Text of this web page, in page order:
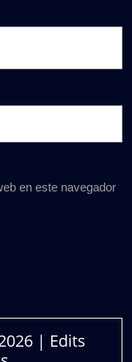
en este navegador
2026 | Edits